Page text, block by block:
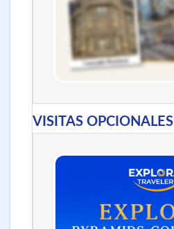
VISITAS OPCIONALES